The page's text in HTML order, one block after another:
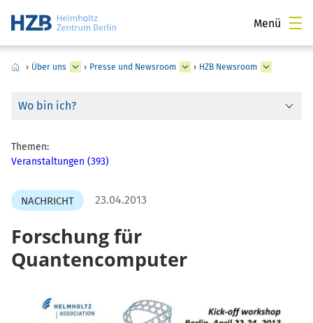
Menü
› Über uns › Presse und Newsroom › HZB Newsroom
Wo bin ich?
Themen:
Veranstaltungen (393)
NACHRICHT 23.04.2013
Forschung für
Quantencomputer